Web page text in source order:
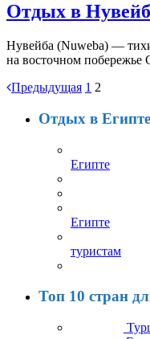
Отдых в
Нувейба (Nuweba) —
на восточном побережье
Предыдущая 1 2
Отдых в Египте
Египте
Египте
туристам
Топ 10 стран